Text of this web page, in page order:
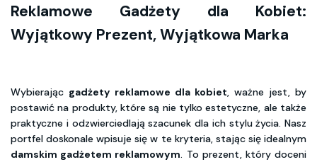
Reklamowe Gadżety dla Kobiet:
Wyjątkowy Prezent, Wyjątkowa Marka
Wybierając gadżety reklamowe dla kobiet, ważne jest, by
postawić na produkty, które są nie tylko estetyczne, ale także
praktyczne i odzwierciedlają szacunek dla ich stylu życia. Nasz
portfel doskonale wpisuje się w te kryteria, stając się idealnym
damskim gadżetem reklamowym. To prezent, który doceni